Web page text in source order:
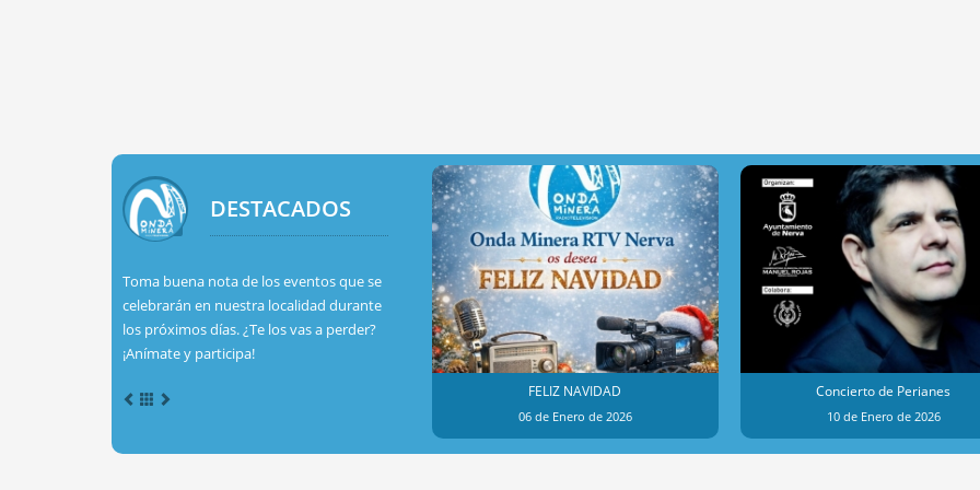
DESTACADOS
Toma buena nota de los eventos que se
celebrarán en nuestra localidad durante
los próximos días. ¿Te los vas a perder?
¡Anímate y participa!
FELIZ NAVIDAD
06 de Enero de 2026
Concierto de Perianes
10 de Enero de 2026